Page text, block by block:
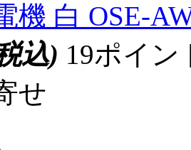
機 白 OSE-
込) 19ポイ
せ